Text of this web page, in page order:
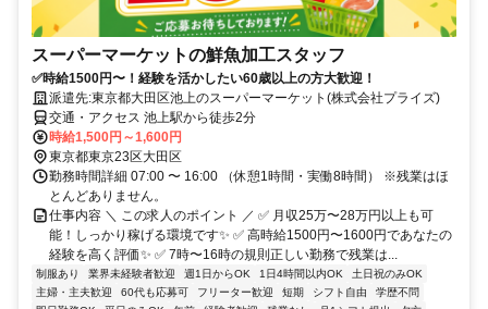
スーパーマーケットの鮮魚加工スタッフ
✅時給1500円〜！経験を活かしたい60歳以上の方大歓迎！
派遣先:東京都大田区池上のスーパーマーケット(株式会社プライズ)
交通・アクセス 池上駅から徒歩2分
時給1,500円～1,600円
東京都東京23区大田区
勤務時間詳細 07:00 〜 16:00 （休憩1時間・実働8時間） ※残業はほ
とんどありません。
仕事内容 ＼ この求人のポイント ／ ✅ 月収25万〜28万円以上も可
能！しっかり稼げる環境です✨ ✅ 高時給1500円〜1600円であなたの
経験を高く評価✨ ✅ 7時〜16時の規則正しい勤務で残業は...
制服あり 業界未経験者歓迎 週1日からOK 1日4時間以内OK
土日祝のみOK
主婦・主夫歓迎
60代も応募可 フリーター歓迎 短期 シフト自由
学歴不問